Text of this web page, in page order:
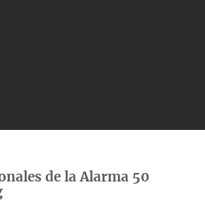
de la Alarma 50